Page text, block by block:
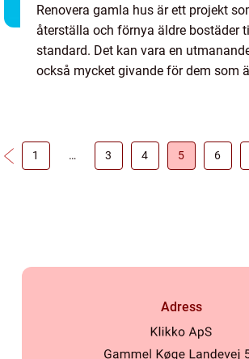
Renovera gamla hus är ett projekt
återställa och förnya äldre bostäder
standard. Det kan vara en
också mycket givande för dem som
1 … 3 4 5 6
Adress